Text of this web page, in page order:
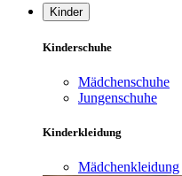
Kinder
Kinderschuhe
Mädchenschuhe
Jungenschuhe
Kinderkleidung
Mädchenkleidung